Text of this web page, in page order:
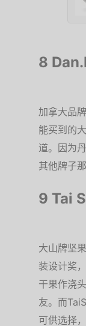
8
加拿大品
能买到的
道。因为
其他牌子
9 Tai
大山牌坚
装设计奖
干果作浇
友。而
可供选择